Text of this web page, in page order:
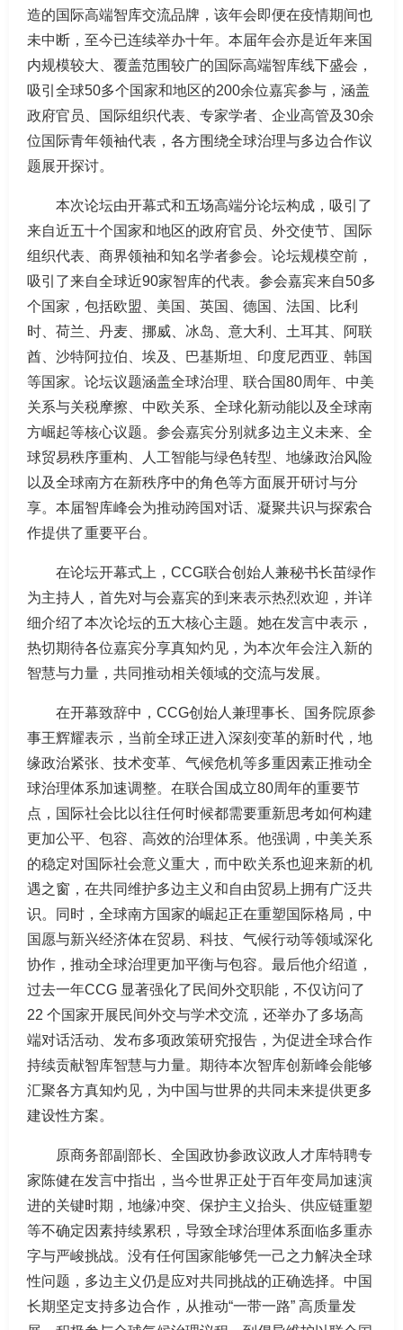
造的国际高端智库交流品牌，该年会即便在疫情期间也
未中断，至今已连续举办十年。本届年会亦是近年来国
内规模较大、覆盖范围较广的国际高端智库线下盛会，
吸引全球50多个国家和地区的200余位嘉宾参与，涵盖
政府官员、国际组织代表、专家学者、企业高管及30余
位国际青年领袖代表，各方围绕全球治理与多边合作议
题展开探讨。
本次论坛由开幕式和五场高端分论坛构成，吸引了
来自近五十个国家和地区的政府官员、外交使节、国际
组织代表、商界领袖和知名学者参会。论坛规模空前，
吸引了来自全球近90家智库的代表。参会嘉宾来自50多
个国家，包括欧盟、美国、英国、德国、法国、比利
时、荷兰、丹麦、挪威、冰岛、意大利、土耳其、阿联
酋、沙特阿拉伯、埃及、巴基斯坦、印度尼西亚、韩国
等国家。论坛议题涵盖全球治理、联合国80周年、中美
关系与关税摩擦、中欧关系、全球化新动能以及全球南
方崛起等核心议题。参会嘉宾分别就多边主义未来、全
球贸易秩序重构、人工智能与绿色转型、地缘政治风险
以及全球南方在新秩序中的角色等方面展开研讨与分
享。本届智库峰会为推动跨国对话、凝聚共识与探索合
作提供了重要平台。
在论坛开幕式上，CCG联合创始人兼秘书长苗绿作
为主持人，首先对与会嘉宾的到来表示热烈欢迎，并详
细介绍了本次论坛的五大核心主题。她在发言中表示，
热切期待各位嘉宾分享真知灼见，为本次年会注入新的
智慧与力量，共同推动相关领域的交流与发展。
在开幕致辞中，CCG创始人兼理事长、国务院原参
事王辉耀表示，当前全球正进入深刻变革的新时代，地
缘政治紧张、技术变革、气候危机等多重因素正推动全
球治理体系加速调整。在联合国成立80周年的重要节
点，国际社会比以往任何时候都需要重新思考如何构建
更加公平、包容、高效的治理体系。他强调，中美关系
的稳定对国际社会意义重大，而中欧关系也迎来新的机
遇之窗，在共同维护多边主义和自由贸易上拥有广泛共
识。同时，全球南方国家的崛起正在重塑国际格局，中
国愿与新兴经济体在贸易、科技、气候行动等领域深化
协作，推动全球治理更加平衡与包容。最后他介绍道，
过去一年CCG 显著强化了民间外交职能，不仅访问了
22 个国家开展民间外交与学术交流，还举办了多场高
端对话活动、发布多项政策研究报告，为促进全球合作
持续贡献智库智慧与力量。期待本次智库创新峰会能够
汇聚各方真知灼见，为中国与世界的共同未来提供更多
建设性方案。
原商务部副部长、全国政协参政议政人才库特聘专
家陈健在发言中指出，当今世界正处于百年变局加速演
进的关键时期，地缘冲突、保护主义抬头、供应链重塑
等不确定因素持续累积，导致全球治理体系面临多重赤
字与严峻挑战。没有任何国家能够凭一己之力解决全球
性问题，多边主义仍是应对共同挑战的正确选择。中国
长期坚定支持多边合作，从推动“一带一路” 高质量发